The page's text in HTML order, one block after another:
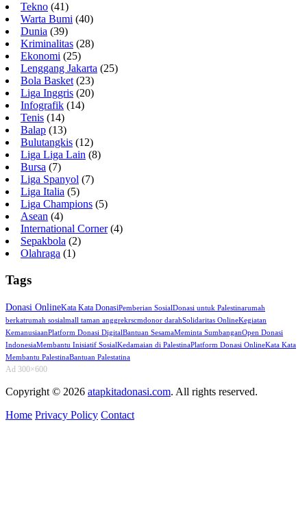
Tekno (41)
Warta Bumi (40)
Dunia (39)
Kriminalitas (28)
Ekonomi (25)
Lenggang Jakarta (25)
Bola Basket (23)
Liga Inggris (20)
Infografik (14)
Tenis (14)
Balap (13)
Bulutangkis (12)
Liga Liga Lain (8)
Bursa (7)
Liga Spanyol (7)
Liga Italia (5)
Liga Champions (5)
Asean (4)
International Corner(4)
Sepakbola (2)
Olahraga (1)
Tags
Donasi OnlineKata Kata DonasiPemberian SosialDonasi untuk Palestinarumah
berkatrumah sosialmall taman anggrekrscmdonor darahSolidaritas OnlineKegiatan
KemanusiaanPlatform Donasi DigitalBantuan SesamaMeminta SumbanganOpen Donasi
IndonesiaMembantu Inisiatif SosialKedamaian di PalestinaPlatform Donasi OnlineKata Kata
Membantu PalestinaBantuan Palestatina
Ad 300×600
Copyright © 2026 atapkitadonasi.com. All rights reserved.
Home Privacy Policy Contact